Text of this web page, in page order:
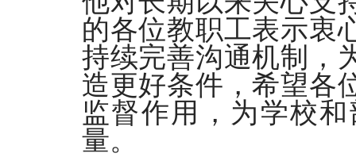
的各位教职工表示衷
持续完善沟通机制，
造更好条件，希望各
监督作用，为学校
量。